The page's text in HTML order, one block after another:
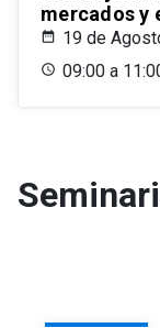
mercados y
19 de
09:00 a